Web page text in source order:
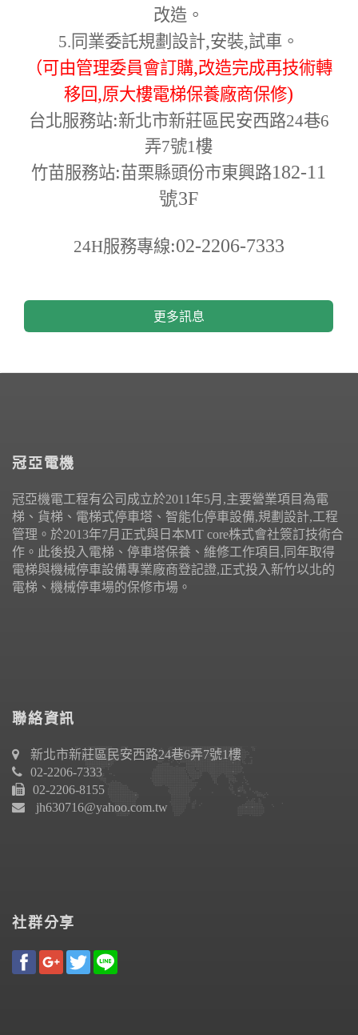
改造。
5. 同業委託規劃設計,安裝,試車。
（可由管理委員會訂購,改造完成再技術轉
移回,原大樓電梯保養廠商保修)
台北服務站:新北市新莊區民安西路24巷6
弄7號1樓
竹苗服務站:苗栗縣頭份市東興路182-11
號3F
24H服務專線:02-2206-7333
更多訊息
冠亞電機
冠亞機電工程有公司成立於2011年5月,主要營業項目為電
梯、貨梯、電梯式停車塔、智能化停車設備,規劃設計,工程
管理。於2013年7月正式與日本MT core株式會社簽訂技術合
作。此後投入電梯、停車塔保養、維修工作項目,同年取得
電梯與機械停車設備專業廠商登記證,正式投入新竹以北的
電梯、機械停車場的保修市場。
聯絡資訊
新北市新莊區民安西路24巷6弄7號1樓
02-2206-7333
02-2206-8155
jh630716@yahoo.com.tw
社群分享